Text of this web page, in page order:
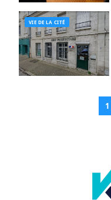
VIE DE LA CITÉ
1